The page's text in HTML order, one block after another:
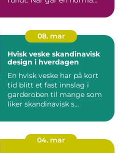
08. mar
Hvisk veske skandinavisk
design i hverdagen
En hvisk veske har på kort
tid blitt et fast innslag i
garderoben til mange som
liker skandinavisk s...
04. mar